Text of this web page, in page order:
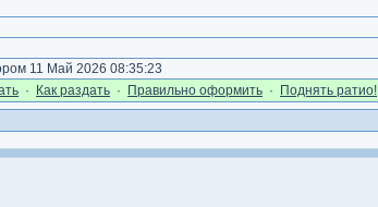
11 Май 2026 08:35:23
· Как раздать · Правильно оформить · Поднять ратио!